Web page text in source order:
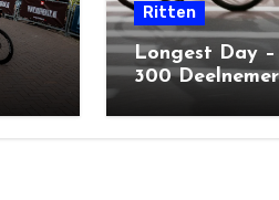
Ritten
Longest Day –
300